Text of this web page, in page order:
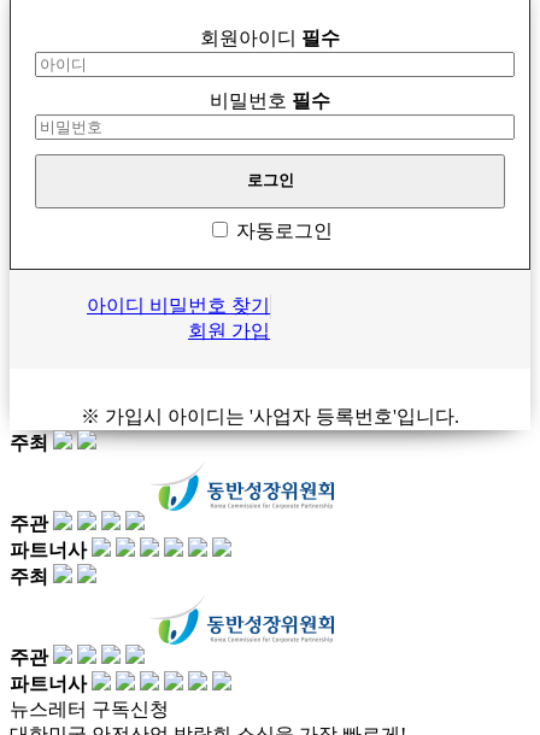
회원아이디 필수
비밀번호 필수
자동로그인
아이디 비밀번호 찾기
회원 가입
※ 가입시 아이디는 '사업자 등록번호'입니다.
주최
주관
파트너사
주최
주관
파트너사
뉴스레터 구독신청